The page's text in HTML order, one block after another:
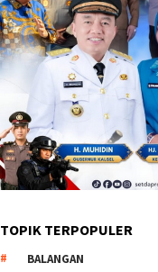
TOPIK TERPOPULER
BALANGAN